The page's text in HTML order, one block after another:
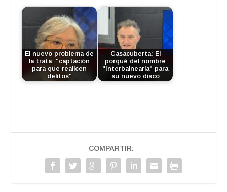
El nuevo problema de
la trata: "captación
para que realicen
delitos"
Casacuberta: El
porqué del nombre
"Interbalnearia" para
su nuevo disco
COMPARTIR: